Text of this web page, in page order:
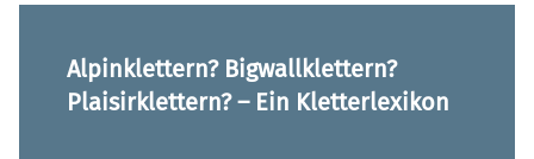
Alpinklettern? Bigwallklettern?
Plaisirklettern? – Ein Kletterlexikon